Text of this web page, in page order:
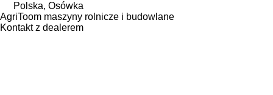
Polska, Osówka
AgriToom maszyny rolnicze i budowlane
Kontakt z dealerem